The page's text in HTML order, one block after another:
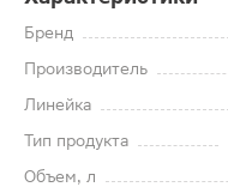
Бренд
Производитель
Линейка
Тип продукта
Объем, л